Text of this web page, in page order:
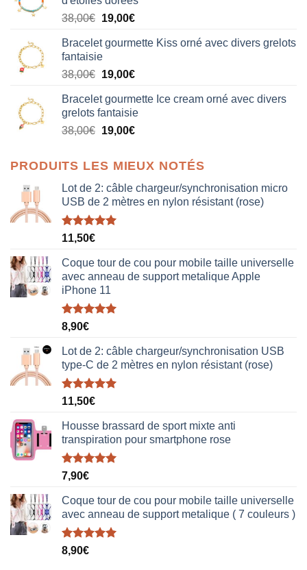
38,00€ Le
initial
était :
38,00€.
19,00€Le
actuel
19,00€.
Bracelet gourmette Kiss orné avec divers grelots
fantaisie
38,00€ Le
initial
était :
38,00€.
19,00€Le
actuel
est :
19,00€.
Bracelet gourmette Ice cream orné avec divers
grelots fantaisie
38,00€ Le
initial
était :
38,00€.
19,00€Le
actuel
est :
19,00€.
PRODUITS LES MIEUX NOTÉS
Lot de 2: câble chargeur/synchronisation micro
USB de 2 mètres en nylon résistant (rose)
Note5.00
11,50€
Coque tour de cou pour mobile taille universelle
avec anneau de support metalique Apple
iPhone 11
Note5.00
8,90€
Lot de 2: câble chargeur/synchronisation USB
type-C de 2 mètres en nylon résistant (rose)
Note5.00
11,50€
Housse brassard de sport mixte anti
transpiration pour smartphone rose
Note5.00
7,90€
Coque tour de cou pour mobile taille universelle
avec anneau de support metalique ( 7 couleurs )
Note5.00
8,90€